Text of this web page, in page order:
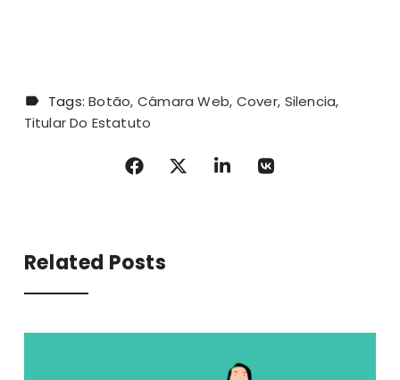
Tags:Botão Câmara Web Cover Silencia
Titular Do Estatuto
Related Posts